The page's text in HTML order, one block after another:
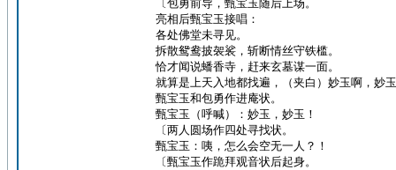
〔包勇前导，甄宝玉随后上场。
亮相后甄宝玉接唱：
各处佛堂未寻见。
拆散鸳鸯披袈裟，斩断情丝守铁槛。
恰才闻说蟠香寺，赶来玄墓谋一面。
就算是上天入地都找遍，（夹白）妙玉啊，妙
甄宝玉和包勇作进庵状。
甄宝玉（呼喊）：妙玉，妙玉！
〔两人圆场作四处寻找状。
甄宝玉：咦，怎么会空无一人？！
〔甄宝玉作跪拜观音状后起身。